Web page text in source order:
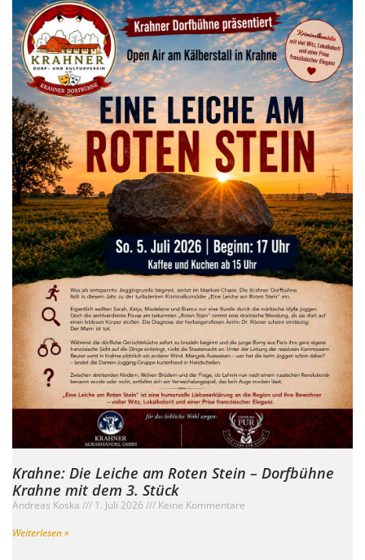
Krahne: Die Leiche am Roten Stein – Dorfbühne
Krahne mit dem 3. Stück
Andreas Koska 1. Juli 2026
Keine Kommentare
Weiterlesen »